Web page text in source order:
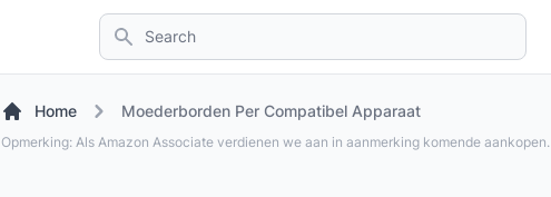
Search
Home Moederborden Per Compatibel Apparaat
Opmerking: Als Amazon Associate verdienen we aan in aanmerking komende aankopen.